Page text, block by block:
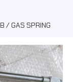
/ GAS SPRING